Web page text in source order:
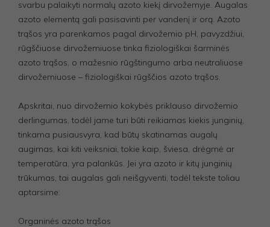
svarbu palaikyti normalų azoto kiekį dirvožemyje. Augalas
azoto elementą gali pasisavinti per vandenį ir orą. Azoto
trąšos yra parenkamos pagal dirvožemio pH, pavyzdžiui,
rūgščiuose dirvožemiuose tinka fiziologiškai šarminės
azoto trąšos, o mažesnio rūgštingumo arba neutraliuose
dirvožemiuose – fiziologiškai rūgščios azoto trąšos.
Apskritai, nuo dirvožemio kokybės priklauso dirvožemio
derlingumas, todėl jame turi būti reikiamas kiekis junginių,
tinkama pusiausvyra, kad būtų skatinamas augalų
augimas, kai kiti veiksniai, tokie kaip, šviesa, drėgmė ar
temperatūra, yra palankūs. Jei yra azoto ir kitų junginių
trūkumas, tai augalas gali neišgyventi, todėl tekste toliau
aptarsime:
Organinės azoto trąšos